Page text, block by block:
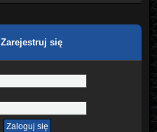
Zarejestruj się